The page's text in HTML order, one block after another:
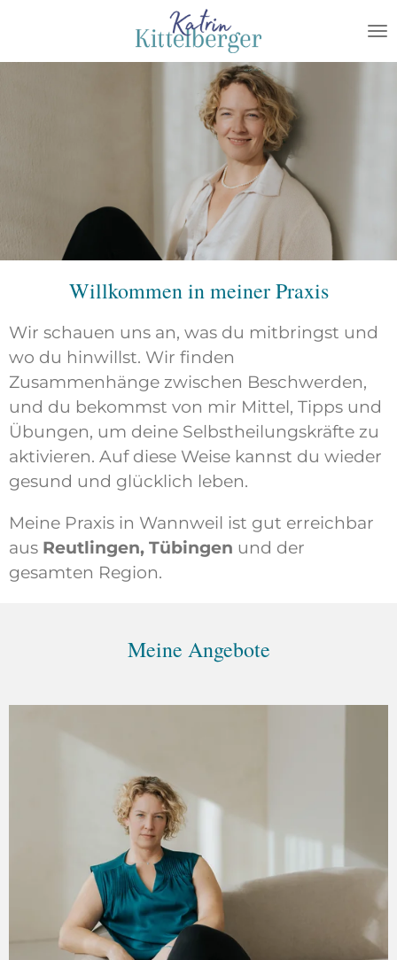
Willkommen in meiner Praxis
Wir schauen uns an, was du mitbringst und
wo du hinwillst. Wir finden
Zusammenhänge zwischen Beschwerden,
und du bekommst von mir Mittel, Tipps und
Übungen, um deine Selbstheilungskräfte zu
aktivieren. Auf diese Weise kannst du wieder
gesund und glücklich leben.
Meine Praxis in Wannweil ist gut erreichbar
aus Reutlingen, Tübingen und der
gesamten Region.
Meine Angebote